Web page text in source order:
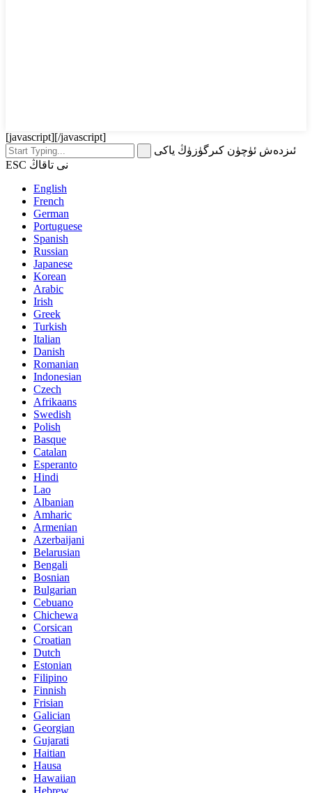
[javascript][/javascript]
ئىزدەش ئۈچۈن كىرگۈزۈڭ ياكى
ESC نى تاقاڭ
English
French
German
Portuguese
Spanish
Russian
Japanese
Korean
Arabic
Irish
Greek
Turkish
Italian
Danish
Romanian
Indonesian
Czech
Afrikaans
Swedish
Polish
Basque
Catalan
Esperanto
Hindi
Lao
Albanian
Amharic
Armenian
Azerbaijani
Belarusian
Bengali
Bosnian
Bulgarian
Cebuano
Chichewa
Corsican
Croatian
Dutch
Estonian
Filipino
Finnish
Frisian
Galician
Georgian
Gujarati
Haitian
Hausa
Hawaiian